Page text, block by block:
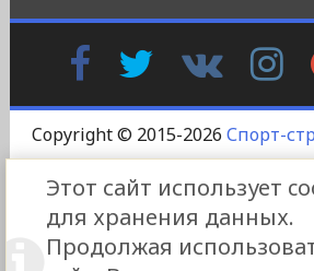
FacebookTwitter
Copyright © 2015-2026 Спорт-
защищены.
DS-DESIGN -
Сотрудничество Платный
Этот сайт использует
для хранения данных.
Продолжая